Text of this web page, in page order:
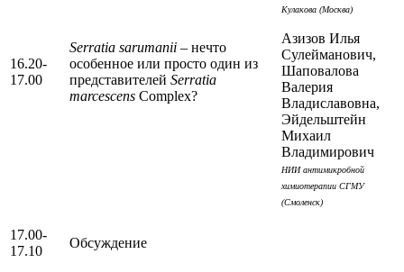
16.20-
17.00
Serratia sarumanii – нечто
особенное или просто один из
представителей Serratia
marcescens Complex?
Кулакова (Москва)
Азизов Илья
Сулейманович,
Шаповалова
Валерия
Владиславовна,
Эйдельштейн
Михаил
Владимирович
НИИ антимикробной
химиотерапии СГМУ
(Смоленск)
17.00-
17.10
Обсуждение